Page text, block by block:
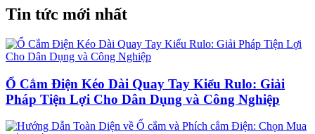
Tin tức mới nhất
Ổ Cắm Điện Kéo Dài Quay Tay Kiểu Rulo: Giải
Pháp Tiện Lợi Cho Dân Dụng và Công Nghiệp